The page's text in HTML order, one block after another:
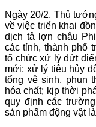
Ngày 20/2, Thủ
về việc triển khai
dịch tả lợn châu
các tỉnh, thành phố
tổ chức xử lý dứt
mới; xử lý tiêu hủy
tổng vệ sinh, phun
hóa chất; kịp thời
quy định các
sản phẩm động vật